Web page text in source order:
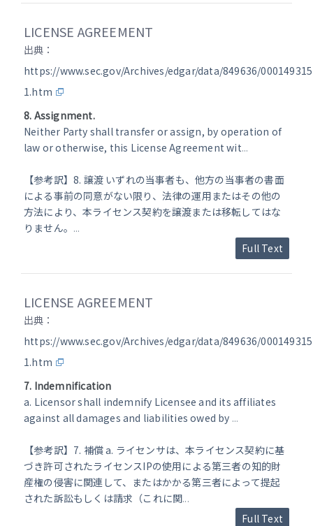
LICENSE AGREEMENT
出典：
https://www.sec.gov/Archives/edgar/data/849636/
1.htm
8. Assignment.
Neither Party shall transfer or assign, by operation of
law or otherwise, this License Agreement wit...
【参考訳】8. 譲渡 いずれの当事者も、他方の当事者の書面
による事前の同意がない限り、法律の運用またはその他の
方法により、本ライセンス契約を譲渡または移転してはな
りません。 ...
Full Text
LICENSE AGREEMENT
出典：
https://www.sec.gov/Archives/edgar/data/849636/
1.htm
7. Indemnification
a. Licensor shall indemnify Licensee and its affiliates
against all damages and liabilities owed by ...
【参考訳】7. 補償 a. ライセンサは、本ライセンス契約に基
づき許可されたライセンスIPの使用による第三者の知的財
産権の侵害に関連して、またはかかる第三者によって提起
された訴訟もしくは請求（これに関...
Full Text